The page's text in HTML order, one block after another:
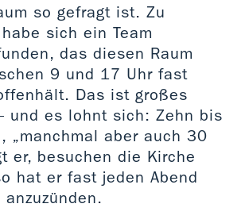
so gefragt ist. Zu
sich ein Team
das diesen Raum
9 und 17 Uhr fast
Das ist großes
und es lohnt sich: Zehn bis
„manchmal aber auch 30
er, besuchen die Kirche
hat er fast jeden Abend